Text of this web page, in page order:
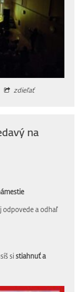
zdieľať
na
odpovede a odhaľ
sistiahnuť a